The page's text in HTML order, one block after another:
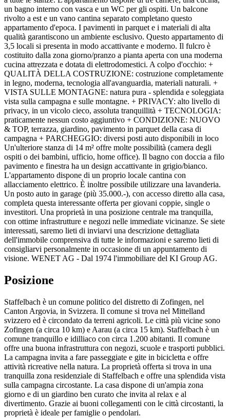
un bagno interno con vasca e un WC per gli ospiti. Un balcone
rivolto a est e un vano cantina separato completano questo
appartamento d'epoca. I pavimenti in parquet e i materiali di alta
qualità garantiscono un ambiente esclusivo. Questo appartamento di
3,5 locali si presenta in modo accattivante e moderno. Il fulcro è
costituito dalla zona giorno/pranzo a pianta aperta con una moderna
cucina attrezzata e dotata di elettrodomestici. A colpo d'occhio: +
QUALITÀ DELLA COSTRUZIONE: costruzione completamente
in legno, moderna, tecnologia all'avanguardia, materiali naturali. +
VISTA SULLE MONTAGNE: natura pura - splendida e soleggiata
vista sulla campagna e sulle montagne. + PRIVACY: alto livello di
privacy, in un vicolo cieco, assoluta tranquillità + TECNOLOGIA:
praticamente nessun costo aggiuntivo + CONDIZIONE: NUOVO
& TOP, terrazza, giardino, pavimento in parquet della casa di
campagna + PARCHEGGIO: diversi posti auto disponibili in loco
Un'ulteriore stanza di 14 m² offre molte possibilità (camera degli
ospiti o dei bambini, ufficio, home office). Il bagno con doccia a filo
pavimento e finestra ha un design accattivante in grigio/bianco.
L'appartamento dispone di un proprio locale cantina con
allacciamento elettrico. È inoltre possibile utilizzare una lavanderia.
Un posto auto in garage (più 35.000.-), con accesso diretto alla casa,
completa questa interessante offerta per giovani coppie, single o
investitori. Una proprietà in una posizione centrale ma tranquilla,
con ottime infrastrutture e negozi nelle immediate vicinanze. Se siete
interessati, saremo lieti di inviarvi una descrizione dettagliata
dell'immobile comprensiva di tutte le informazioni e saremo lieti di
consigliarvi personalmente in occasione di un appuntamento di
visione. WENET AG - Dal 1974 l'immobiliare del KI Group AG.
Posizione
Staffelbach è un comune politico del distretto di Zofingen, nel
Canton Argovia, in Svizzera. Il comune si trova nel Mittelland
svizzero ed è circondato da terreni agricoli. Le città più vicine sono
Zofingen (a circa 10 km) e Aarau (a circa 15 km). Staffelbach è un
comune tranquillo e idilliaco con circa 1.200 abitanti. Il comune
offre una buona infrastruttura con negozi, scuole e trasporti pubblici.
La campagna invita a fare passeggiate e gite in bicicletta e offre
attività ricreative nella natura. La proprietà offerta si trova in una
tranquilla zona residenziale di Staffelbach e offre una splendida vista
sulla campagna circostante. La casa dispone di un'ampia zona
giorno e di un giardino ben curato che invita al relax e al
divertimento. Grazie ai buoni collegamenti con le città circostanti, la
proprietà è ideale per famiglie o pendolari.